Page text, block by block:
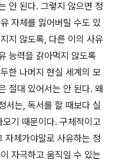
안 된다. 그렇지 않으면 정
자체를 잃어버릴 수도 있
지 않도록, 다른 이의 사유
능력을 갉아먹지 않도록
한 나머지 현실 세계의 모
절대 있어서는 안 된다. 왜
서는, 독서를 할 때보다 실
오기 때문이다. 구체적이고
자체가야말로 사유하는 정
자극하고 움직일 수 있는